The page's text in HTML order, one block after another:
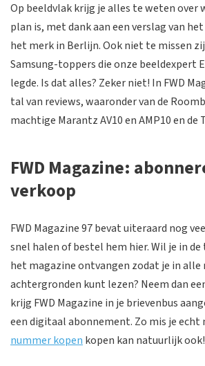
Op beeldvlak krijg je alles te weten over
plan is, met dank aan een verslag van
het merk in Berlijn. Ook niet te missen
Samsung-toppers die onze beeldexpert
legde. Is dat alles? Zeker niet! In FWD
tal van reviews, waaronder van de
machtige Marantz AV10 en AMP10 en de
FWD Magazine:
verkoop
FWD Magazine 97 bevat uiteraard nog
snel halen of bestel hem hier. Wil je in
het magazine ontvangen zodat je in alle
achtergronden kunt lezen? Neem dan
krijg FWD Magazine in je brievenbus
een digitaal abonnement. Zo mis je echt
nummer kopen kopen kan natuurlijk ook!